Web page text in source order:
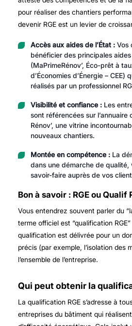
pour réaliser des chantiers
devenir RGE est un levier de
Accès aux aides de l’État :Vos
bénéficier des principales
(MaPrimeRénov’, Éco-prêt à
d’Économies d’Énergie – CEE)
réalisés par un professionnel
Visibilité et confiance :Les
sont référencées sur l’annuaire
Rénov’, une vitrine
nouveaux chantiers.
Montée en compétence :La
dans une démarche de qualité,
savoir-faire auprès de vos
Bon à savoir : RGE ou Qualif
Vous entendrez souvent parler du
terme officiel est “qualification RGE”
qualification est délivrée pour un
précis (par exemple, l’isolation des
l’ensemble de l’entreprise.
Qui peut obtenir la
La qualification RGE s’adresse à
entreprises du bâtiment qui